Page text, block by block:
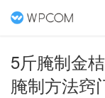
5斤腌制金
腌制方法窍